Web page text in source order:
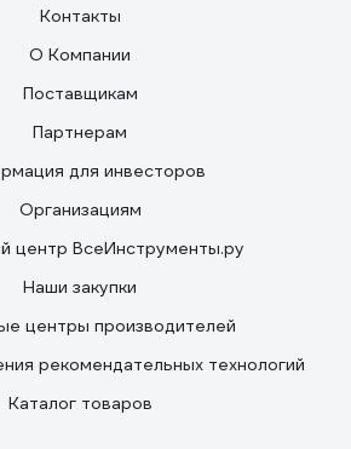
Контакты
О Компании
Поставщикам
Партнерам
для инвесторов
Организациям
центр ВсеИнструменты.ру
Наши закупки
центры производителей
рекомендательных технологий
Каталог товаров